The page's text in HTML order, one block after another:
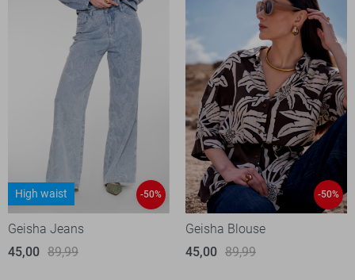
High waist -50%
Geisha Jeans
45,00 89,99
-50%
Geisha Blouse
45,00 89,99